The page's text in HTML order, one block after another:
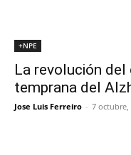
+NPE
La revolución
temprana del
Jose Luis Ferreiro - 7 octubre,